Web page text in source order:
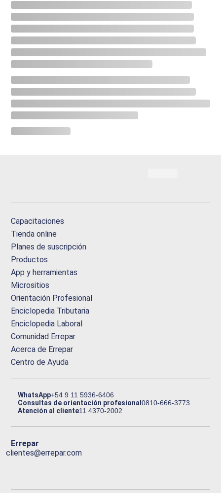
Capacitaciones
Tienda online
Planes de suscripción
Productos
App y herramientas
Micrositios
Orientación Profesional
Enciclopedia Tributaria
Enciclopedia Laboral
Comunidad Errepar
Acerca de Errepar
Centro de Ayuda
WhatsApp+54 9 11 5936-6406
Consultas de orientación profesional0810-666-3773
Atención al cliente11 4370-2002
Errepar
clientes@errepar.com